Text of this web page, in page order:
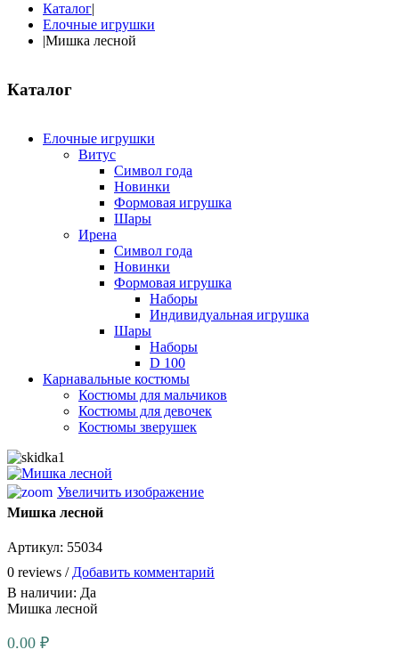
Каталог|
Елочные игрушки
|Мишка лесной
Каталог
Елочные игрушки
Витус
Символ года
Новинки
Формовая игрушка
Шары
Ирена
Символ года
Новинки
Формовая игрушка
Наборы
Индивидуальная игрушка
Шары
Наборы
D 100
Карнавальные костюмы
Костюмы для мальчиков
Костюмы для девочек
Костюмы зверушек
Увеличить изображение
Мишка лесной
Артикул: 55034
0 reviews / Добавить комментарий
В наличии: Да
Мишка лесной
0.00 ₽